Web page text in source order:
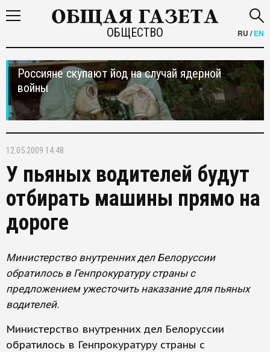
ОБЩЕСТВО RU /EN
Россияне скупают йод на случай ядерной
войны
12.05.2009 14:48
У пьяных водителей будут
отбирать машины прямо на
дороге
Министерство внутренних дел Белоруссии
обратилось в Генпрокуратуру страны с
предложением ужесточить наказание для пьяных
водителей.
Министерство внутренних дел Белоруссии
обратилось в Генпрокуратуру страны с